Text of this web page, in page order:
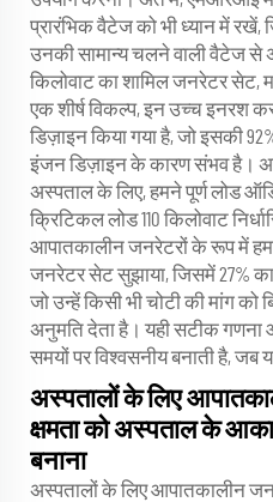
प्रारंभिक वैटेज को भी ध्यान में रखें,
उनकी सामान्य चलने वाली वैटेज से
किलोवाट का शामिल जनरेटर सेट,
एक शीर्ष विकल्प, इन उच्च इनरश
डिज़ाइन किया गया है, जो इसकी
इंजन डिज़ाइन के कारण संभव है।
अस्पताल के लिए, हमने पूर्ण लोड
क्रिटिकल लोड 110 किलोवाट
आपातकालीन जनरेटरों के रूप में
जनरेटर सेट सुझाया, जिसमें 27% का
जो उन्हें किसी भी चोटी की मांग
अनुमति देता है। यही सटीक
समयों पर विश्वसनीय बनाती है, जब
अस्पतालों के लिए
क्षमता को अस्पताल के
बनाना
अस्पतालों के लिए आपातकालीन